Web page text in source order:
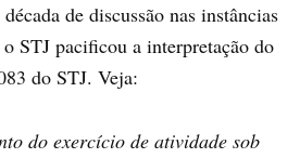
de discussão nas instâncias
STJ pacificou a interpretação do
do STJ. Veja:
do exercício de atividade sob